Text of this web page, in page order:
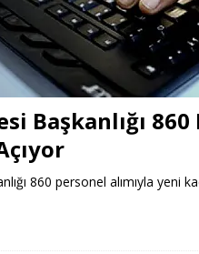
Başkanlığı
860 personel alımıyla yeni